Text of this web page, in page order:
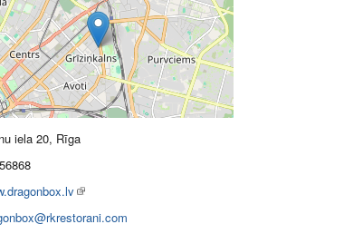
iela 20, Rīga